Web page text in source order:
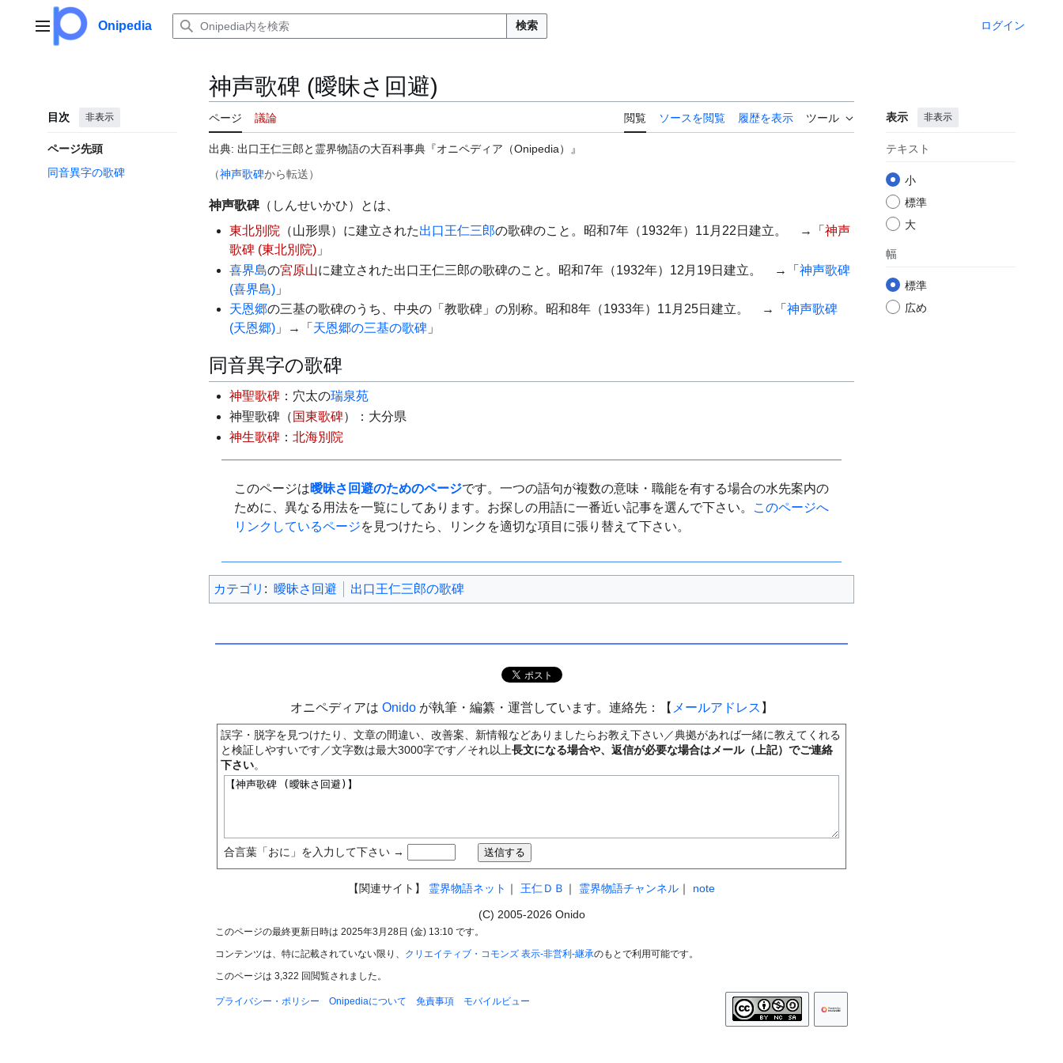
メインメニューOnipedia 検索 ログイン
目次 非表示
ページ先頭
同音異字の歌碑
神声歌碑 (曖昧さ回避)
ページ 議論 閲覧 ソースを閲覧 履歴を表示 ツール 表示 非表示
テキスト
小
標準
大
幅
標準
広め
出典: 出口王仁三郎と霊界物語の大百科事典『オニペディア（Onipedia）』
（神声歌碑から転送）
神声歌碑（しんせいかひ）とは、
東北別院 （山形県）に建立された出口王仁三郎の歌碑のこと。昭和7年（1932年）11月22日建立。 →「 神声
歌碑 (東北別院)」
喜界島の宮原山に建立された出口王仁三郎の歌碑のこと。昭和7年（1932年）12月19日建立。 →「 神声歌碑
(喜界島)」
天恩郷の三基の歌碑のうち、中央の「教歌碑」の別称。昭和8年（1933年）11月25日建立。 →「 神声歌碑
(天恩郷)」→「 天恩郷の三基の歌碑」
同音異字の歌碑
神聖歌碑：穴太の瑞泉苑
神聖歌碑（ 国東歌碑）：大分県
神生歌碑： 北海別院
このページは曖昧さ回避のためのページです。一つの語句が複数の意味・職能を有する場合の水先案内の
ために、異なる用法を一覧にしてあります。お探しの用語に一番近い記事を選んで下さい。
このページへ
リンクしているページを見つけたら、リンクを適切な項目に張り替えて下さい。
カテゴリ : 曖昧さ回避 出口王仁三郎の歌碑
オニペディアは Onidoが執筆・編纂・運営しています。連絡先：【 メールアドレス 】
誤字・脱字を見つけたり、文章の間違い、改善案、新情報などありましたらお教え下さい／典拠があれば一緒に教えてくれる
と検証しやすいです／文字数は最大3000字です／それ以上長文になる場合や、返信が必要な場合はメール（上記）でご連絡
下さい。
合言葉「おに」を入力して下さい →
【関連サイト】 霊界物語ネット ｜ 王仁ＤＢ ｜ 霊界物語チャンネル ｜ note
(C) 2005-2026 Onido
このページの最終更新日時は 2025年3月28日 (金) 13:10 です。
コンテンツは、特に記載されていない限り、 クリエイティブ・コモンズ 表示-非営利-継承のもとで利用可能です。
このページは 3,322 回閲覧されました。
プライバシー・ポリシー Onipediaについて 免責事項 モバイルビュー